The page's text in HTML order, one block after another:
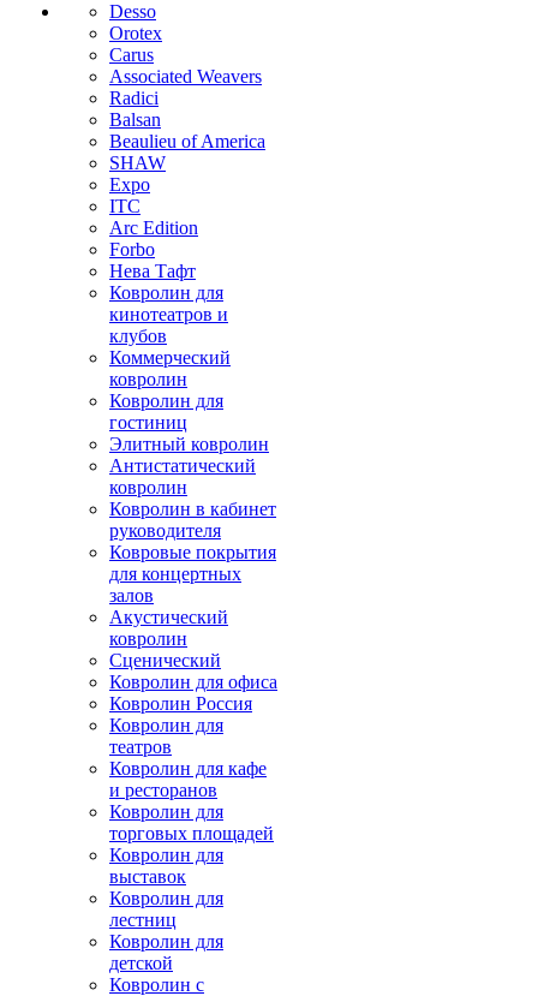
Desso
Orotex
Carus
Associated Weavers
Radici
Balsan
Beaulieu of America
SHAW
Expo
ITC
Arc Edition
Forbo
Нева Тафт
Ковролин для
кинотеатров и
клубов
Коммерческий
ковролин
Ковролин для
гостиниц
Элитный ковролин
Антистатический
ковролин
Ковролин в кабинет
руководителя
Ковровые покрытия
для концертных
залов
Акустический
ковролин
Сценический
Ковролин для офиса
Ковролин Россия
Ковролин для
театров
Ковролин для кафе
и ресторанов
Ковролин для
торговых площадей
Ковролин для
выставок
Ковролин для
лестниц
Ковролин для
детской
Ковролин с